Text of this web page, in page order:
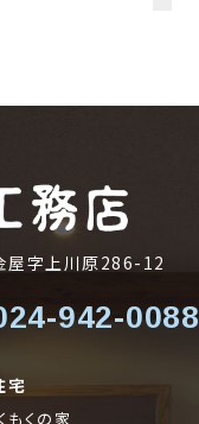
屋字上川原286-12
942-0088
宅
もくの家